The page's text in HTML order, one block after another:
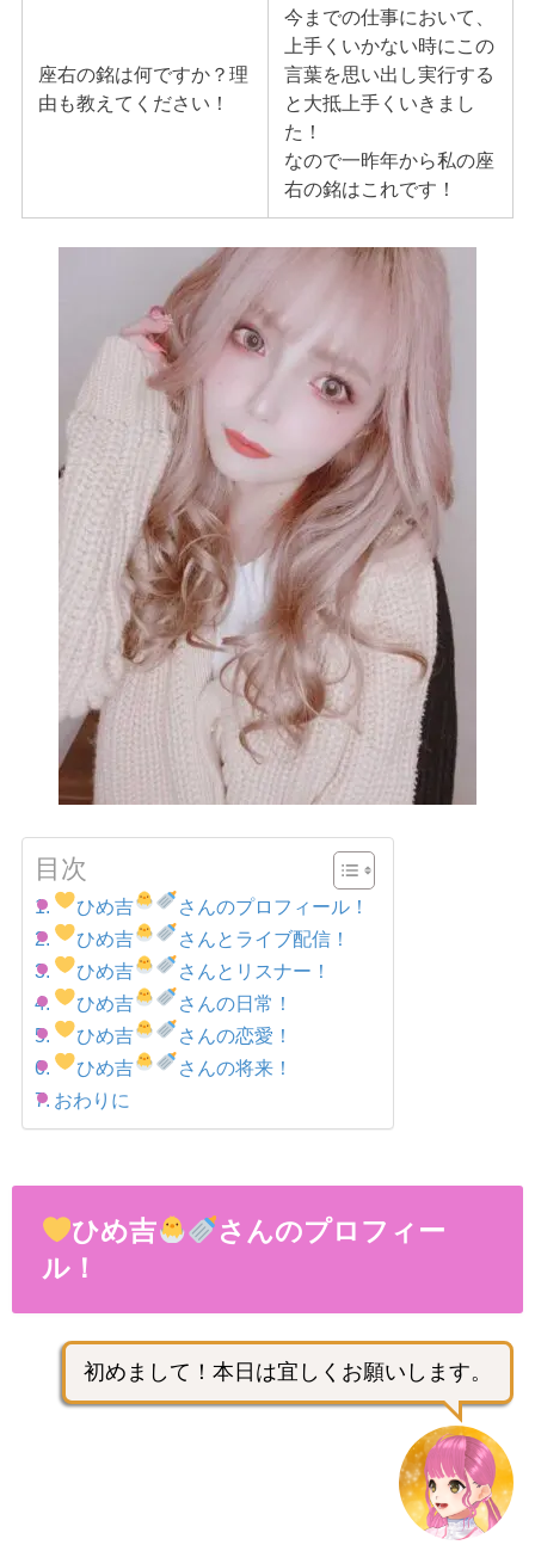
座右の銘は何ですか？理
由も教えてください！
今までの仕事において、
上手くいかない時にこの
言葉を思い出し実行する
と大抵上手くいきまし
た！
なので一昨年から私の座
右の銘はこれです！
目次
ひめ吉
さんのプロフィール！
ひめ吉
さんとライブ配信！
ひめ吉
さんとリスナー！
ひめ吉
さんの日常！
ひめ吉
さんの恋愛！
ひめ吉
さんの将来！
おわりに
ひめ吉
さんのプロフィー
ル！
初めまして！本日は宜しくお願いします。